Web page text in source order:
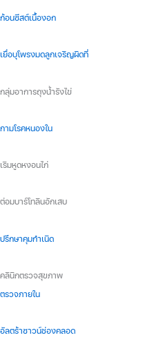
ก้อนซีสต์เนื้องอก
เยื่อบุโพรงมดลูกเจริญผิดที่
กลุ่มอาการถุงน้ำรังไข่
กามโรคหนองใน
เริมหูดหงอนไก่
ต่อมบาร์โทลินอักเสบ
ปรึกษาคุมกำเนิด
คลินิกตรวจสุขภาพ
ตรวจภายใน
อัลตร้าซาวน์ช่องคลอด